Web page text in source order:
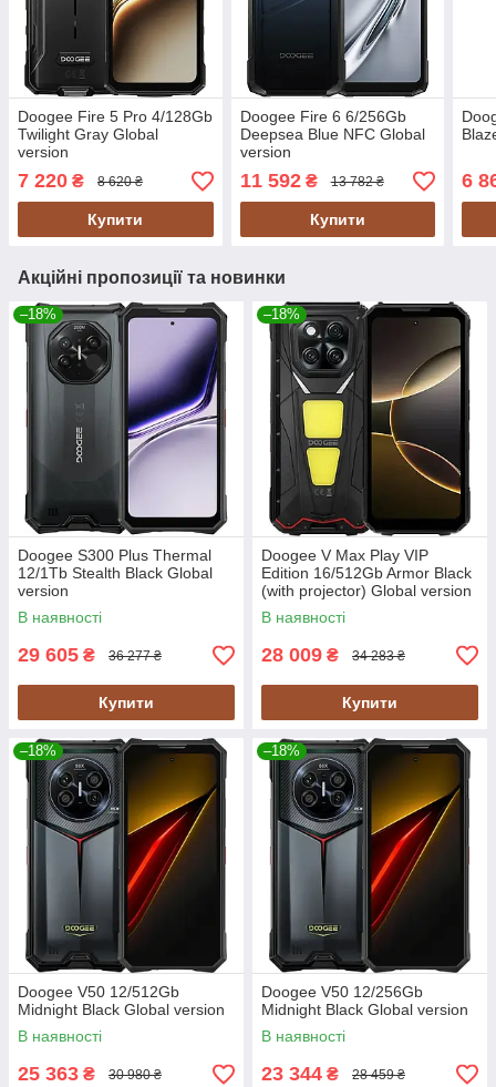
Doogee Fire 5 Pro 4/128Gb
Twilight Gray Global
version
7 220 ₴ 8 620 ₴
Купити
Doogee Fire 6 6/256Gb
Deepsea Blue NFC Global
version
11 592₴ 13 782 ₴
Купити
6
Акційні пропозиції та новинки
–18%
Doogee S300 Plus Thermal
12/1Tb Stealth Black Global
version
В наявності
29 605 ₴ 36 277 ₴
Купити
–18%
Doogee V Max Play VIP
Edition 16/512Gb Armor Black
(with projector) Global version
В наявності
28 009 ₴ 34 283 ₴
Купити
–18%
Doogee V50 12/512Gb
Midnight Black Global version
В наявності
25 363 ₴ 30 980 ₴
–18%
Doogee V50 12/256Gb
Midnight Black Global version
В наявності
23 344 ₴ 28 459 ₴